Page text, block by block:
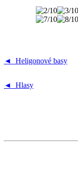
◄ Heligonové basy
◄ Hlasy